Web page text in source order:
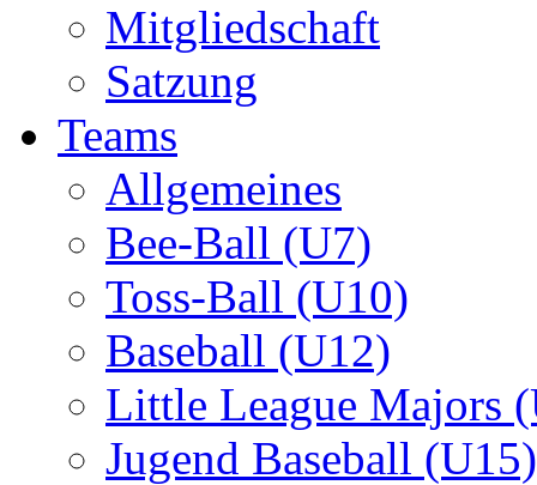
Mitgliedschaft
Satzung
Teams
Allgemeines
Bee-Ball (U7)
Toss-Ball (U10)
Baseball (U12)
Little League Majors
Jugend Baseball (U15)